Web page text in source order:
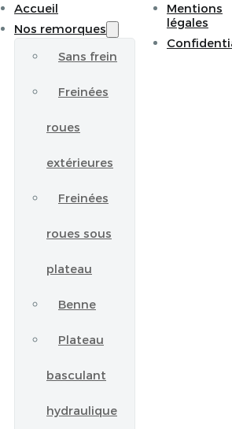
Accueil
Nos remorques
Sans frein
Freinées
roues
extérieures
Freinées
roues sous
plateau
Benne
Plateau
basculant
hydraulique
Mentions
légales